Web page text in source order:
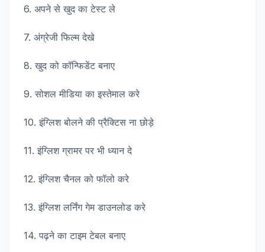
6. अपने से खुद का टेस्ट ले
7. अंग्रेजी फिल्म देखे
8. खुद को कॉन्फिडेंट बनाए
9. सोशल मीडिया का इस्तेमाल करे
10. इंग्लिश बोलने की प्रैक्टिस ना छोड़े
11. इंग्लिश ग्रामर पर भी ध्यान दे
12. इंग्लिश चैनल को फॉलो करे
13. इंग्लिश लर्निंग गेम डाउनलोड करे
14. पढ़ने का टाइम टेबल बनाए